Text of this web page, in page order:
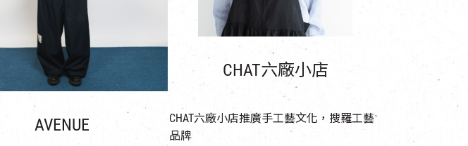
AVENUE
CHAT六廠小店
CHAT六廠小店推廣手工藝文化，搜羅工藝
品牌